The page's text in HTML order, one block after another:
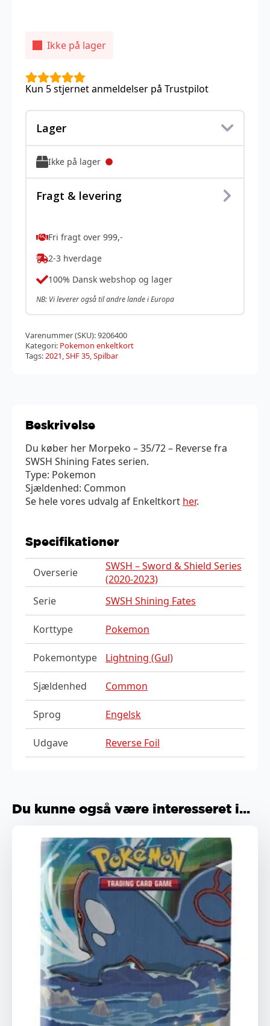
Ikke på lager
Kun 5 stjernet anmeldelser på Trustpilot
Lager
Ikke på lager
Fragt & levering
Fri fragt over 999,-
2-3 hverdage
100% Dansk webshop og lager
NB: Vi leverer også til andre lande i Europa
Varenummer (SKU):9206400
Kategori: Pokemon enkeltkort
Tags:2021,SHF 35,Spilbar
Beskrivelse
Du køber her Morpeko – 35/72 – Reverse fra
SWSH Shining Fates serien.
Type: Pokemon
Sjældenhed: Common
Se hele vores udvalg af Enkeltkort her.
Specifikationer
Overserie
SWSH – Sword & Shield Series
(2020-2023)
Serie
SWSH Shining Fates
Korttype Pokemon
Pokemontype Lightning (Gul)
Sjældenhed Common
Sprog Engelsk
Udgave Reverse Foil
Du kunne også være interesseret i...